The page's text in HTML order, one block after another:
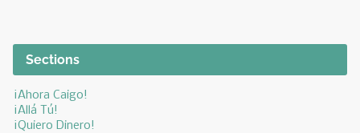
Sections
¡Ahora Caigo!
¡Allá Tú!
¡Quiero Dinero!